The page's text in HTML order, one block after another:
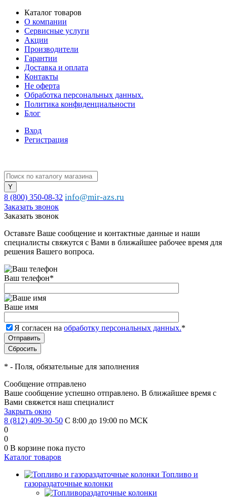
Каталог товаров
О компании
Сервисные услуги
Акции
Производители
Гарантии
Доставка и оплата
Контакты
Не оферта
Обработка персональных данных.
Политика конфиденциальности
Блог
Вход
Регистрация
8 (800) 350-08-32 info@mir-azs.ru
Заказать звонок
Заказать звонок
Оставьте Ваше сообщение и контактные данные и наши
специалисты свяжутся с Вами в ближайшее рабочее время для
решения Вашего вопроса.
Ваш телефон*
Ваше имя
Я согласен на обработку персональных данных.*
* - Поля, обязательные для заполнения
Сообщение отправлено
Ваше сообщение успешно отправлено. В ближайшее время с
Вами свяжется наш специалист
Закрыть окно
8 (812) 409-30-50 С 8:00 до 19:00 по МСК
0
0
0 В корзине пока пусто
Каталог товаров
Топливо и
газораздаточные колонки